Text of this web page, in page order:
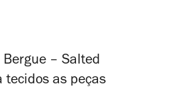
– Salted
tecidos as peças